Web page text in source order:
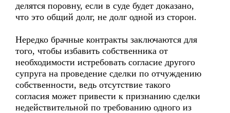
делятся поровну, если в суде будет доказано,
что это общий долг, не долг одной из сторон.
Нередко брачные контракты заключаются для
того, чтобы избавить собственника от
необходимости истребовать согласие другого
супруга на проведение сделки по отчуждению
собственности, ведь отсутствие такого
согласия может привести к признанию сделки
недействительной по требованию одного из